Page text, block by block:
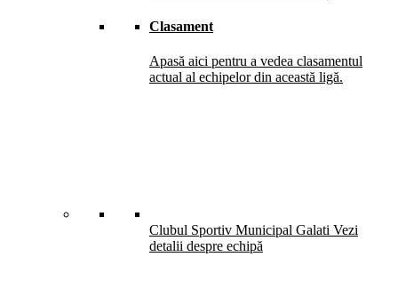
Clasament
Apasă aici pentru a vedea clasamentul
actual al echipelor din această ligă.
Clubul Sportiv Municipal Galati Vezi
detalii despre echipă